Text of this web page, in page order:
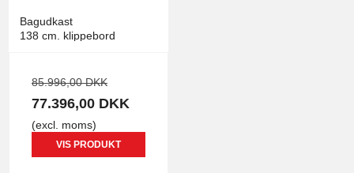
Bagudkast
138 cm. klippebord
85.996,00 DKK
77.396,00 DKK
(excl. moms)
VIS PRODUKT